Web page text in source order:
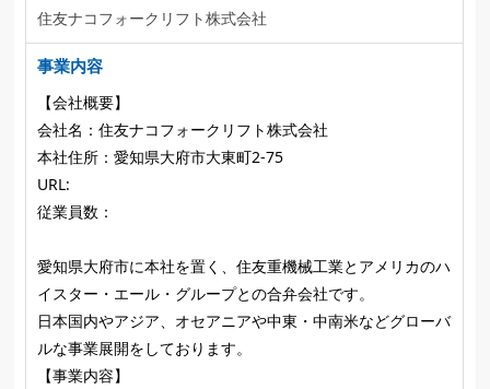
住友ナコフォークリフト株式会社
事業内容
【会社概要】
会社名：住友ナコフォークリフト株式会社
本社住所：愛知県大府市大東町2-75
URL:
従業員数：
愛知県大府市に本社を置く、住友重機械工業とアメリカのハ
イスター・エール・グループとの合弁会社です。
日本国内やアジア、オセアニアや中東・中南米などグローバ
ルな事業展開をしております。
【事業内容】